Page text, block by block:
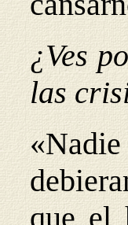
¿Ves
las
que el